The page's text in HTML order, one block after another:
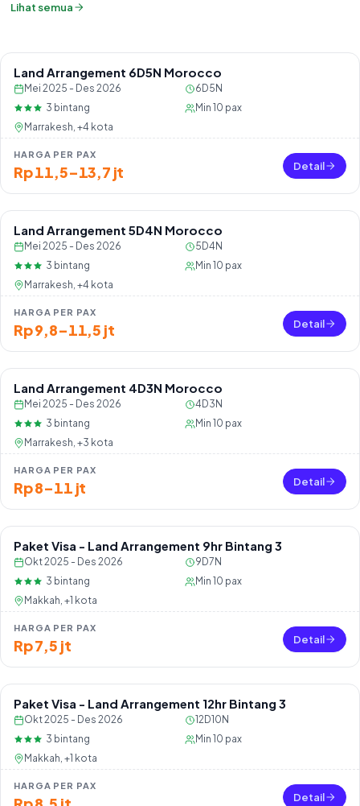
Lihat semua
Land Arrangement 6D5N Morocco
Mei 2025 - Des 2026
6D5N
3 bintang Min 10 pax
Marrakesh, +4 kota
HARGA PER PAX
Rp 11,5–13,7 jt Detail
Land Arrangement 5D4N Morocco
Mei 2025 - Des 2026
5D4N
3 bintang Min 10 pax
Marrakesh, +4 kota
HARGA PER PAX
Rp 9,8–11,5 jt Detail
Land Arrangement 4D3N Morocco
Mei 2025 - Des 2026
4D3N
3 bintang Min 10 pax
Marrakesh, +3 kota
HARGA PER PAX
Rp 8–11 jt Detail
Paket Visa - Land Arrangement 9hr Bintang 3
Okt 2025 - Des 2026
9D7N
3 bintang Min 10 pax
Makkah, +1 kota
HARGA PER PAX
Rp 7,5 jt Detail
Paket Visa - Land Arrangement 12hr Bintang 3
Okt 2025 - Des 2026
12D10N
3 bintang Min 10 pax
Makkah, +1 kota
HARGA PER PAX
Detail